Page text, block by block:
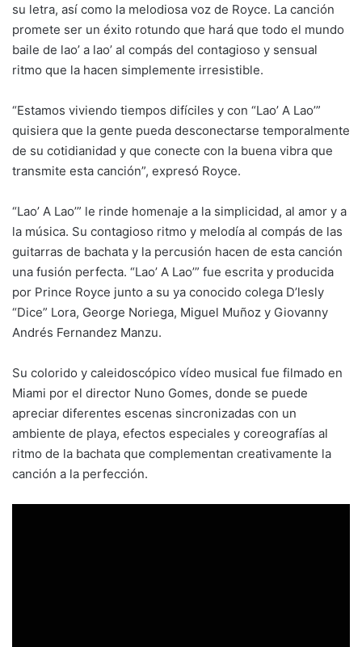
su letra, así como la melodiosa voz de Royce. La canción
promete ser un éxito rotundo que hará que todo el mundo
baile de lao’ a lao’ al compás del contagioso y sensual
ritmo que la hacen simplemente irresistible.
“Estamos viviendo tiempos difíciles y con “Lao’ A Lao’”
quisiera que la gente pueda desconectarse temporalmente
de su cotidianidad y que conecte con la buena vibra que
transmite esta canción”, expresó Royce.
“Lao’ A Lao’” le rinde homenaje a la simplicidad, al amor y a
la música. Su contagioso ritmo y melodía al compás de las
guitarras de bachata y la percusión hacen de esta canción
una fusión perfecta. “Lao’ A Lao’” fue escrita y producida
por Prince Royce junto a su ya conocido colega D’lesly
“Dice” Lora, George Noriega, Miguel Muñoz y Giovanny
Andrés Fernandez Manzu.
Su colorido y caleidoscópico vídeo musical fue filmado en
Miami por el director Nuno Gomes, donde se puede
apreciar diferentes escenas sincronizadas con un
ambiente de playa, efectos especiales y coreografías al
ritmo de la bachata que complementan creativamente la
canción a la perfección.